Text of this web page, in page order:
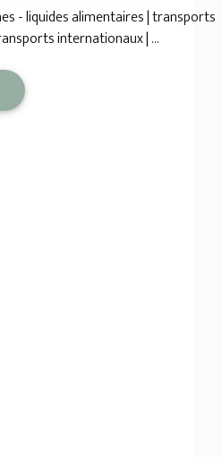
- liquides alimentaires | transports
internationaux | ...